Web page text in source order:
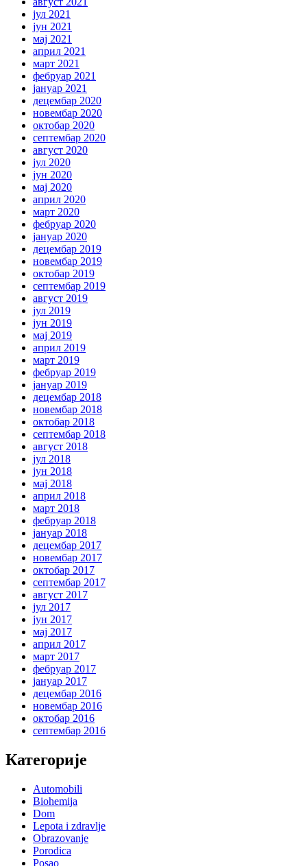
јул 2021
јун 2021
мај 2021
април 2021
март 2021
фебруар 2021
јануар 2021
децембар 2020
новембар 2020
октобар 2020
септембар 2020
август 2020
јул 2020
јун 2020
мај 2020
април 2020
март 2020
фебруар 2020
јануар 2020
децембар 2019
новембар 2019
октобар 2019
септембар 2019
август 2019
јул 2019
јун 2019
мај 2019
април 2019
март 2019
фебруар 2019
јануар 2019
децембар 2018
новембар 2018
октобар 2018
септембар 2018
август 2018
јул 2018
јун 2018
мај 2018
април 2018
март 2018
фебруар 2018
јануар 2018
децембар 2017
новембар 2017
октобар 2017
септембар 2017
август 2017
јул 2017
јун 2017
мај 2017
април 2017
март 2017
фебруар 2017
јануар 2017
децембар 2016
новембар 2016
октобар 2016
септембар 2016
Категорије
Automobili
Biohemija
Dom
Lepota i zdravlje
Obrazovanje
Porodica
Posao